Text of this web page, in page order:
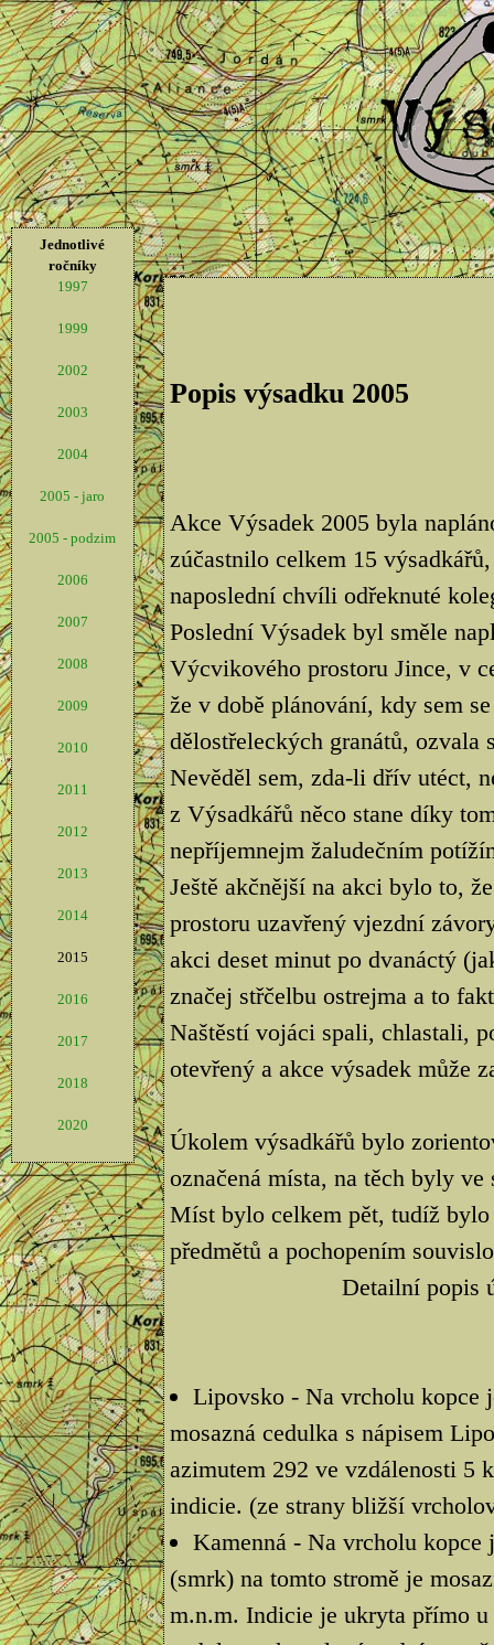
Jednotlivé
ročníky
1997
1999
2002
2003
2004
2005 - jaro
2005 - podzim
2006
2007
2008
2009
2010
2011
2012
2013
2014
2015
2016
2017
2018
2020
Popis výsadku 2005
Akce Výsadek 2005 byla
zúčastnilo celkem 15
naposlední chvíli odřeknuté
Poslední Výsadek byl směle
Výcvikového prostoru Jince, v
že v době plánování, kdy sem
dělostřeleckých granátů, ozvala
Nevěděl sem, zda-li dřív utéct,
z Výsadkářů něco stane díky
nepříjemnejm žaludečním
Ještě akčnější na akci bylo to,
prostoru uzavřený vjezdní
akci deset minut po dvanáctý
značej střčelbu ostrejma a to
Naštěstí vojáci spali, chlastali,
otevřený a akce výsadek může
Úkolem výsadkářů bylo
označená místa, na těch byly
Míst bylo celkem pět, tudíž
předmětů a pochopením
Detailní popis
Lipovsko - Na vrcholu kopce
mosazná cedulka s nápisem
azimutem 292 ve vzdálenosti 5
indicie. (ze strany bližší
Kamenná - Na vrcholu
(smrk) na tomto stromě je
m.n.m. Indicie je ukryta přímo